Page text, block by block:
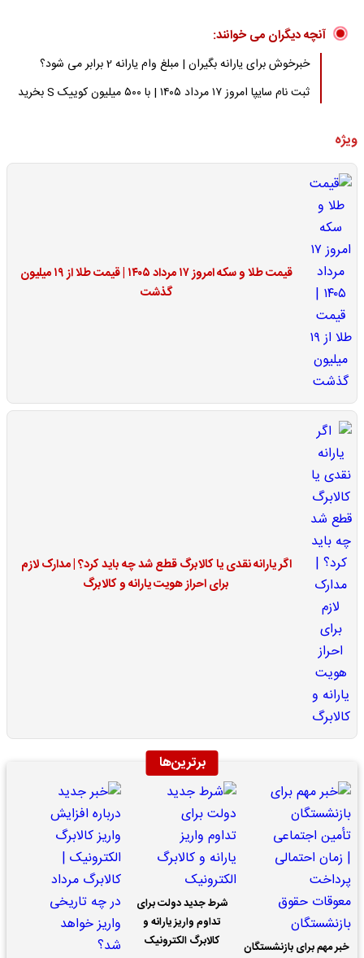
آنچه دیگران می خوانند:
خبرخوش برای یارانه بگیران | مبلغ وام یارانه 2 برابر می شود؟
ثبت نام سایپا امروز ۱۷ مرداد ۱۴۰۵ | با ۵۰۰ میلیون کوییک S بخرید
ویژه
قیمت طلا و سکه امروز ۱۷ مرداد ۱۴۰۵ | قیمت طلا از ۱۹ میلیون
گذشت
اگر یارانه نقدی یا کالابرگ قطع شد چه باید کرد؟ | مدارک لازم
برای احراز هویت یارانه و کالابرگ
برترین‌ها
خبر مهم برای بازنشستگان
شرط جدید دولت برای
تداوم واریز یارانه و
کالابرگ الکترونیک